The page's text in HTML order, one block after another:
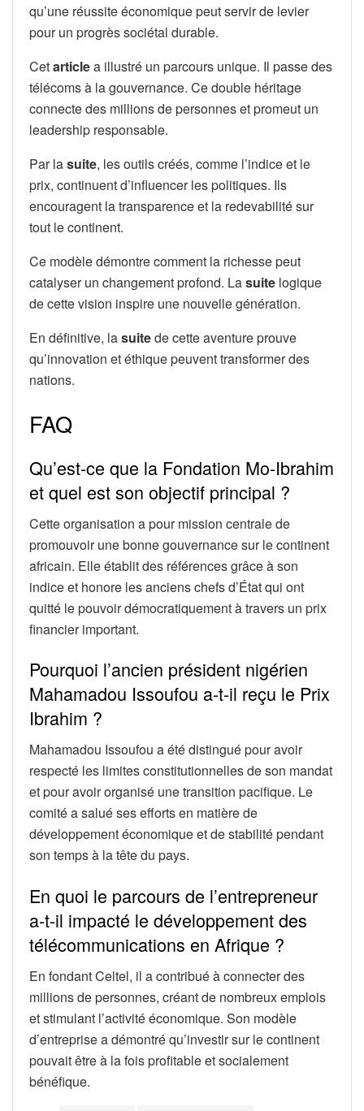
qu’une réussite économique peut servir de levier
pour un progrès sociétal durable.
Cetarticlea illustré un parcours unique. Il passe des
télécoms à la gouvernance. Ce double héritage
connecte des millions de personnes et promeut un
leadership responsable.
Par lasuite, les outils créés, comme l’indice et le
prix, continuent d’influencer les politiques. Ils
encouragent la transparence et la redevabilité sur
tout le continent.
Ce modèle démontre comment la richesse peut
catalyser un changement profond. Lasuite logique
de cette vision inspire une nouvelle génération.
En définitive, lasuitede cette aventure prouve
qu’innovation et éthique peuvent transformer des
nations.
FAQ
Qu’est-ce que la Fondation Mo-Ibrahim
et quel est son objectif principal ?
Cette organisation a pour mission centrale de
promouvoir une bonne gouvernance sur le continent
africain. Elle établit des références grâce à son
indice et honore les anciens chefs d’État qui ont
quitté le pouvoir démocratiquement à travers un prix
financier important.
Pourquoi l’ancien président nigérien
Mahamadou Issoufou a-t-il reçu le Prix
Ibrahim ?
Mahamadou Issoufou a été distingué pour avoir
respecté les limites constitutionnelles de son mandat
et pour avoir organisé une transition pacifique. Le
comité a salué ses efforts en matière de
développement économique et de stabilité pendant
son temps à la tête du pays.
En quoi le parcours de l’entrepreneur
a-t-il impacté le développement des
télécommunications en Afrique ?
En fondant Celtel, il a contribué à connecter des
millions de personnes, créant de nombreux emplois
et stimulant l’activité économique. Son modèle
d’entreprise a démontré qu’investir sur le continent
pouvait être à la fois profitable et socialement
bénéfique.